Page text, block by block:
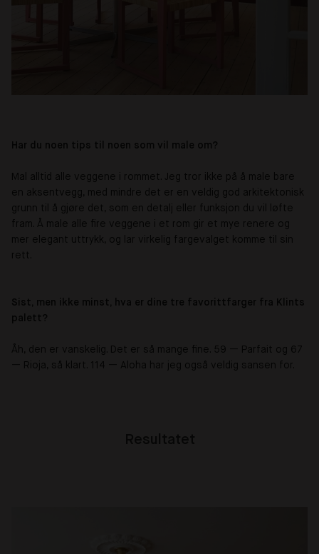
Har du noen tips til noen som vil male om?
Mal alltid alle veggene i rommet. Jeg tror ikke på å male bare
en aksentvegg, med mindre det er en veldig god arkitektonisk
grunn til å gjøre det, som en detalj eller funksjon du vil løfte
fram. Å male alle fire veggene i et rom gir et mye renere og
mer elegant uttrykk, og lar virkelig fargevalget komme til sin
rett.
Sist, men ikke minst, hva er dine tre favorittfarger fra Klints
palett?
Åh, den er vanskelig. Det er så mange fine. 59
Parfait og 67
Rioja, så klart. 114 Aloha har jeg også veldig sansen for.